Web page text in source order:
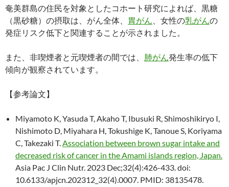
奄美群島の住民を対象としたコホート研究によれば、黒糖
（黒砂糖）の摂取は、がん全体、
胃がん 、女性の乳がんの
発症リスク低下と関連することが示されました。
また、非喫煙者と元喫煙者の間では、 肺がん発生率の低下
傾向が観察されています。
【参考論文】
Miyamoto K, Yasuda T, Akaho T, Ibusuki R, Shimoshikiryo I,
Nishimoto D, Miyahara H, Tokushige K, Tanoue S, Koriyama
C, Takezaki T.Association between brown sugar intake and
decreased risk of cancer in the Amami islands region, Japan.
Asia Pac J Clin Nutr. 2023 Dec;32(4):426-433. doi:
10.6133/apjcn.202312_32(4).0007. PMID: 38135478.